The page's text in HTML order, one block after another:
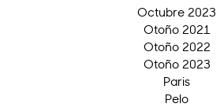
Octubre 2023
Otoño 2021
Otoño 2022
Otoño 2023
Paris
Pelo